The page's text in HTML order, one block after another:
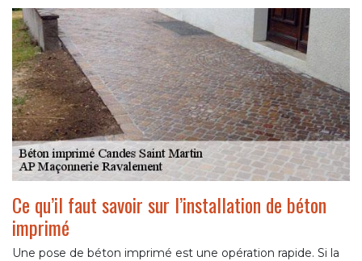
Ce qu’il faut savoir sur l’installation de béton
imprimé
Une pose de béton imprimé est une opération rapide. Si la